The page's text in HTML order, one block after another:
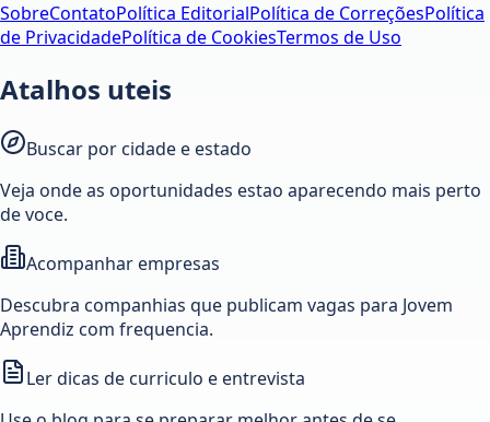
SobreContatoPolítica EditorialPolítica de CorreçõesPolítica
de PrivacidadePolítica de CookiesTermos de Uso
Atalhos uteis
Buscar por cidade e estado
Veja onde as oportunidades estao aparecendo mais perto
de voce.
Acompanhar empresas
Descubra companhias que publicam vagas para Jovem
Aprendiz com frequencia.
Ler dicas de curriculo e entrevista